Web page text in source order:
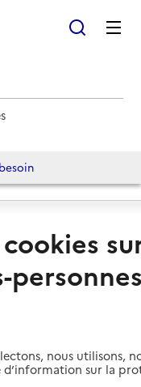
à
nous utilisons,
sur la